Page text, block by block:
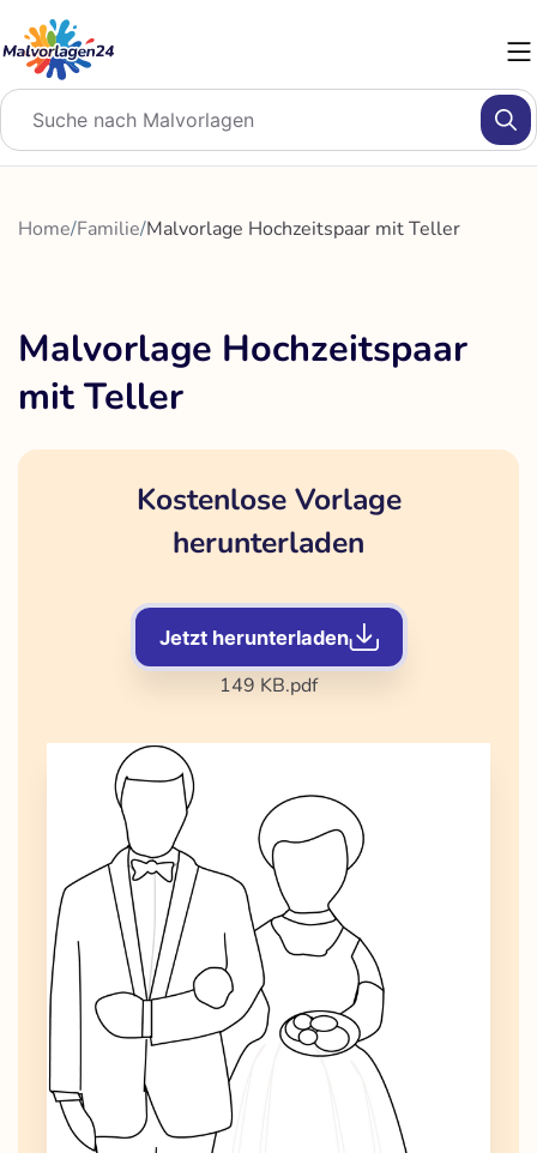
Inhalt
springen
Home/Familie/Malvorlage Hochzeitspaar mit Teller
Malvorlage Hochzeitspaar
mit Teller
Kostenlose Vorlage
herunterladen
Jetzt herunterladen
149 KB.pdf